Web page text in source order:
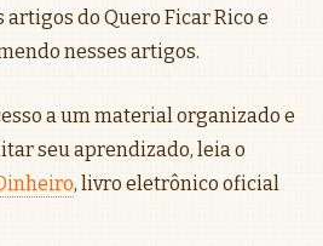
do Quero Ficar Rico e
nesses artigos.
a um material organizado e
seu aprendizado, leia o
, livro eletrônico oficial